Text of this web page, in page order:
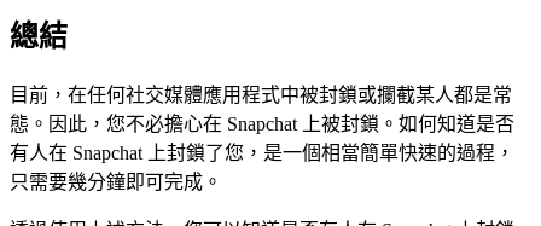
總結
目前，在任何社交媒體應用程式中被封鎖或攔截某人都是常
態。因此，您不必擔心在 Snapchat 上被封鎖。如何知道是否
有人在 Snapchat 上封鎖了您，是一個相當簡單快速的過程，
只需要幾分鐘即可完成。